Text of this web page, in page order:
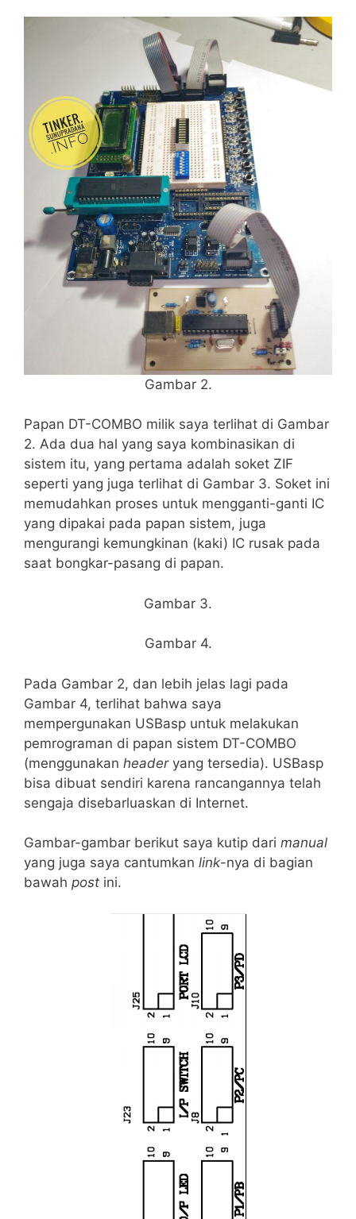
Gambar 2.
Papan DT-COMBO milik saya terlihat di Gambar
2. Ada dua hal yang saya kombinasikan di
sistem itu, yang pertama adalah soket ZIF
seperti yang juga terlihat di Gambar 3. Soket ini
memudahkan proses untuk mengganti-ganti IC
yang dipakai pada papan sistem, juga
mengurangi kemungkinan (kaki) IC rusak pada
saat bongkar-pasang di papan.
Gambar 3.
Gambar 4.
Pada Gambar 2, dan lebih jelas lagi pada
Gambar 4, terlihat bahwa saya
mempergunakan USBasp untuk melakukan
pemrograman di papan sistem DT-COMBO
(menggunakan headeryang tersedia). USBasp
bisa dibuat sendiri karena rancangannya telah
sengaja disebarluaskan di Internet.
Gambar-gambar berikut saya kutip dari manual
yang juga saya cantumkan link-nya di bagian
bawah post ini.